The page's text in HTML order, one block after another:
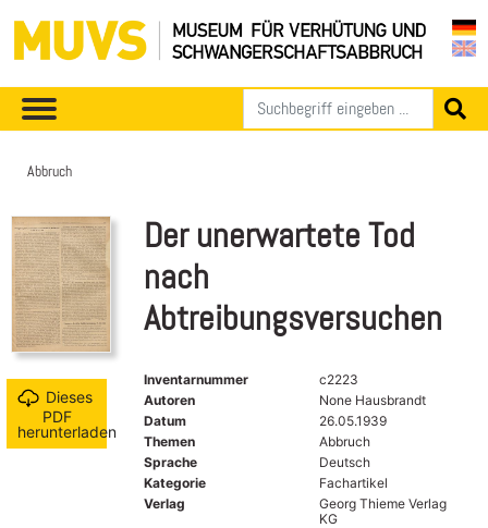
Abbruch
Dieses
PDF
herunterladen
Der unerwartete Tod
nach
Abtreibungsversuchen
Inventarnummer
c2223
Autoren
None Hausbrandt
Datum
26.05.1939
Themen
Abbruch
Sprache
Deutsch
Kategorie
Fachartikel
Verlag
Georg Thieme Verlag
KG